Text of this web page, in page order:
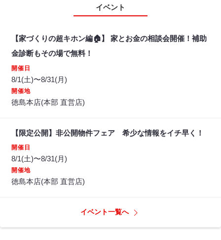
イベント
【家づくりの超キホン編🏠】 家とお金の相談会開催！補助
金診断もその場で無料！
開催日
8/1(土)〜8/31(月)
開催地
徳島本店(本部 直営店)
【限定公開】非公開物件フェア 希少な情報をイチ早く！
開催日
8/1(土)〜8/31(月)
開催地
徳島本店(本部 直営店)
イベント一覧へ